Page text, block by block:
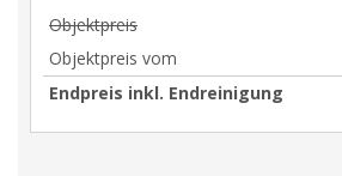
Objektpreis
Objektpreis vom
Endpreis inkl. Endreinigung